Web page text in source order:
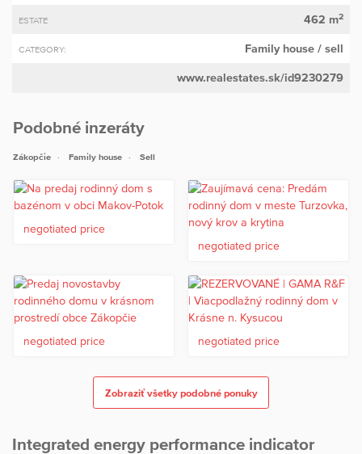
ESTATE 462 m2
CATEGORY: Family house / sell
www.realestates.sk/id9230279
Podobné inzeráty
Zákopčie Family house Sell
negotiated price
negotiated price
negotiated price negotiated price
Zobraziť všetky podobné ponuky
Integrated energy performance indicator